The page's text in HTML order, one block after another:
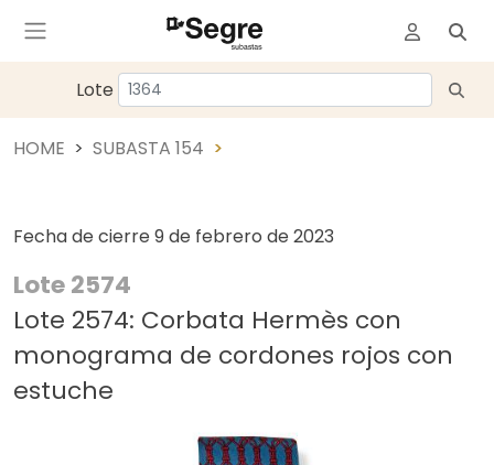
Lote
HOME SUBASTA 154
Fecha de cierre 9 de febrero de 2023
Lote 2574
Lote 2574: Corbata Hermès con
monograma de cordones rojos con
estuche